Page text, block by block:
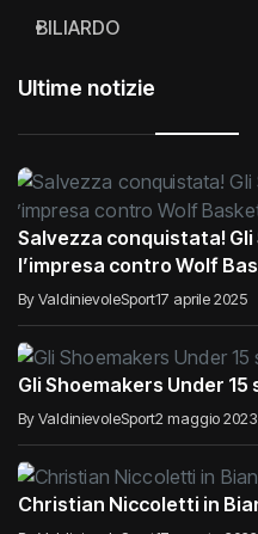
BILIARDO
Ultime notizie
Salvezza conquistata!
l’impresa contro Wolf
By ValdinievoleSport17 aprile 2025
Gli Shoemakers Under
By ValdinievoleSport2 maggio 2023
Christian Niccoletti in